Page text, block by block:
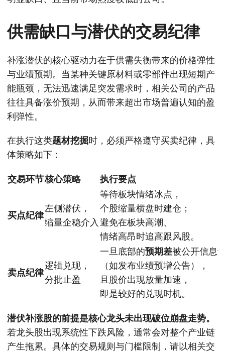
供需缺口与潜伏的交易纪律
补涨潜伏的核心驱动力在于供需失衡带来的价格弹性
与业绩预期。当某种关键原材料或零部件出现短期产
能瓶颈，无法迅速满足突发需求时，相关公司的产品
往往具备涨价预期，从而带来超出市场普遍认知的盈
利弹性。
在执行这类题材挖掘时，必须严格遵守买卖纪律，具
体策略如下：
交易环节核心策略 执行要点
买点纪律
左侧潜伏，
缩量企稳介入
等待板块情绪冰点，
个股缩量横盘时建仓；
避免在板块高潮、
情绪高昂时追高跟风股。
卖点纪律
逻辑兑现，
分批止盈
一旦底部的预期差被公开信息
（如发布业绩预增公告），
且股价出现放量加速，
即是较好的兑现时机。
潜伏补涨股的前提是核心龙头未出现破位崩盘走势。
若龙头股出现系统性下跌风险，通常会对整个产业链
产生拖累。具体的交易规则与门槛限制，请以相关交